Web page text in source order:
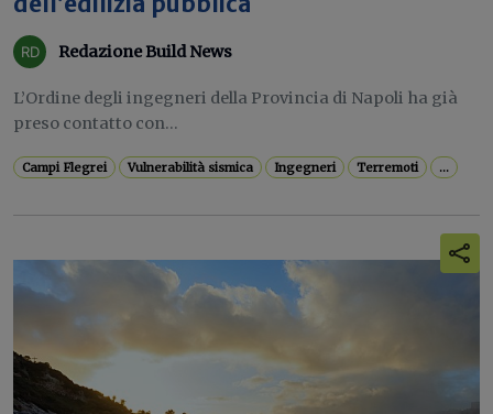
Redazione Build News
L’Ordine degli ingegneri della Provincia di Napoli ha già
preso contatto con...
Campi Flegrei Vulnerabilità sismica Ingegneri Terremoti ...